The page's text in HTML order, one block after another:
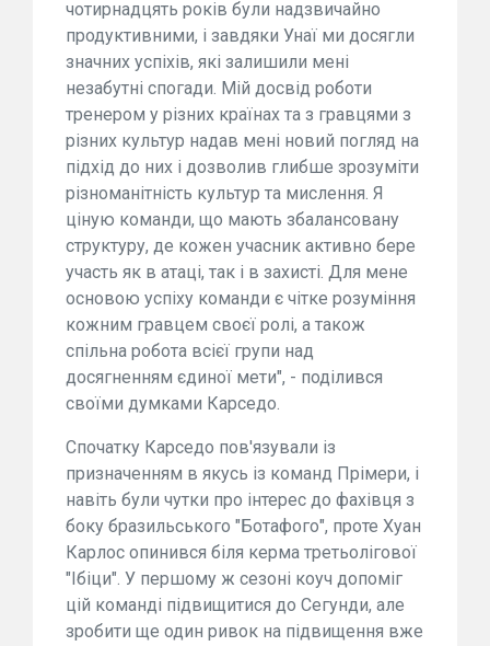
чотирнадцять років були надзвичайно
продуктивними, і завдяки Унаї ми досягли
значних успіхів, які залишили мені
незабутні спогади. Мій досвід роботи
тренером у різних країнах та з гравцями з
різних культур надав мені новий погляд на
підхід до них і дозволив глибше зрозуміти
різноманітність культур та мислення. Я
ціную команди, що мають збалансовану
структуру, де кожен учасник активно бере
участь як в атаці, так і в захисті. Для мене
основою успіху команди є чітке розуміння
кожним гравцем своєї ролі, а також
спільна робота всієї групи над
досягненням єдиної мети", - поділився
своїми думками Карседо.
Спочатку Карседо пов'язували із
призначенням в якусь із команд Прімери, і
навіть були чутки про інтерес до фахівця з
боку бразильського "Ботафого", проте Хуан
Карлос опинився біля керма третьолігової
"Ібіци". У першому ж сезоні коуч допоміг
цій команді підвищитися до Сегунди, але
зробити ще один ривок на підвищення вже